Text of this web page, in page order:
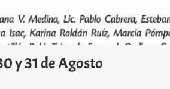
y 31 de Agosto